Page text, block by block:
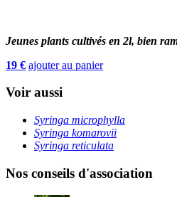
Jeunes plants cultivés en 2l, bien
19 € ajouter au panier
Voir aussi
Syringa microphylla
Syringa komarovii
Syringa reticulata
Nos conseils d'association